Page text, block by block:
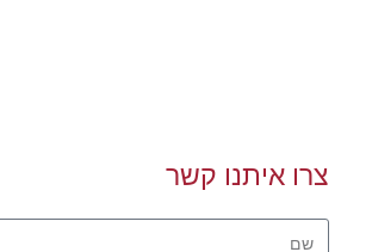
צרו איתנו קשר